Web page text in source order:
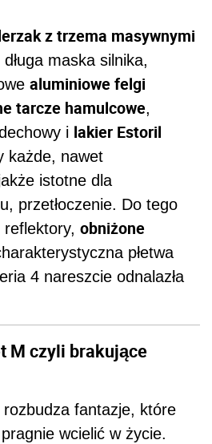
z trzema masywnymi
długa maska silnika,
aluminiowe felgi
tarcze hamulcowe,
i lakier Estoril
każde, nawet
istotne dla
przetłoczenie. Do tego
obniżone
płetwa
4 nareszcie odnalazła
M czyli brakujące
fantazje, które
wcielić w życie.